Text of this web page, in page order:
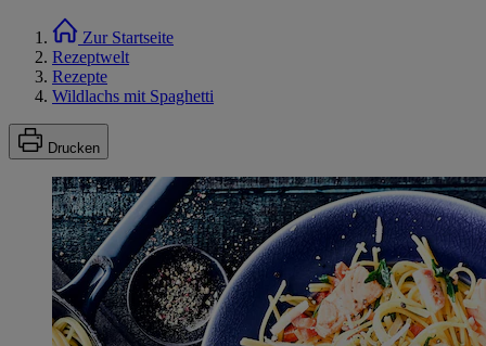
Zur Startseite
Rezeptwelt
Rezepte
Wildlachs mit Spaghetti
Drucken